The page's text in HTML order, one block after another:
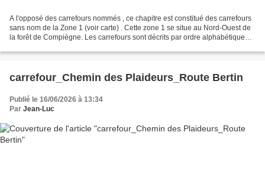
A l'opposé des carrefours nommés , ce chapitre est constitué des carrefours
sans nom de la Zone 1 (voir carte) . Cette zone 1 se situe au Nord-Ouest de
la forêt de Compiègne. Les carrefours sont décrits par ordre alphabétique
carrefour_Chemin des Plaideurs_Route Bertin
Publié le 16/06/2026 à 13:34
Par Jean-Luc